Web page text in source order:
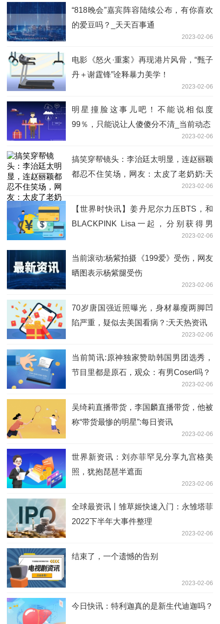
“818晚会”嘉宾阵容陆续公布，有你喜欢
的爱豆吗？_天天百事通
2023-02-06
电影《怒火·重案》再现港片风骨，“甄子
丹＋谢霆锋”诠释暴力美学！
2023-02-06
明星撞脸这事儿吧！不能说相似度
99％，只能说让人傻傻分不清_当前动态
2023-02-06
搞笑穿帮镜头：李治廷太明显，连赵丽颖
都忍不住笑场，网友：太皮了老奶奶:天
2023-02-06
【世界时快讯】姜丹尼尔力压BTS，和
BLACKPINK Lisa一起，分别获得男
2023-02-06
当前滚动:杨紫拍摄《199爱》受伤，网友
晒图表示杨紫腿受伤
2023-02-06
70岁唐国强近照曝光，身材暴瘦两脚凹
陷严重，疑似去美国看病？:天天热资讯
2023-02-06
当前简讯:原神独家赞助韩国男团选秀，
节目里都是原石，观众：有男Coser吗？
2023-02-06
吴绮莉直播带货，李国麟直播带货，他被
称“带货最惨的明星”:每日资讯
2023-02-06
世界新资讯：刘亦菲罕见分享九宫格美
照，犹抱琵琶半遮面
2023-02-06
全球最资讯丨雏草姬快速入门：永雏塔菲
2022下半年大事件整理
2023-02-06
结束了，一个遗憾的告别
2023-02-06
今日快讯：特利迦真的是新生代迪迦吗？